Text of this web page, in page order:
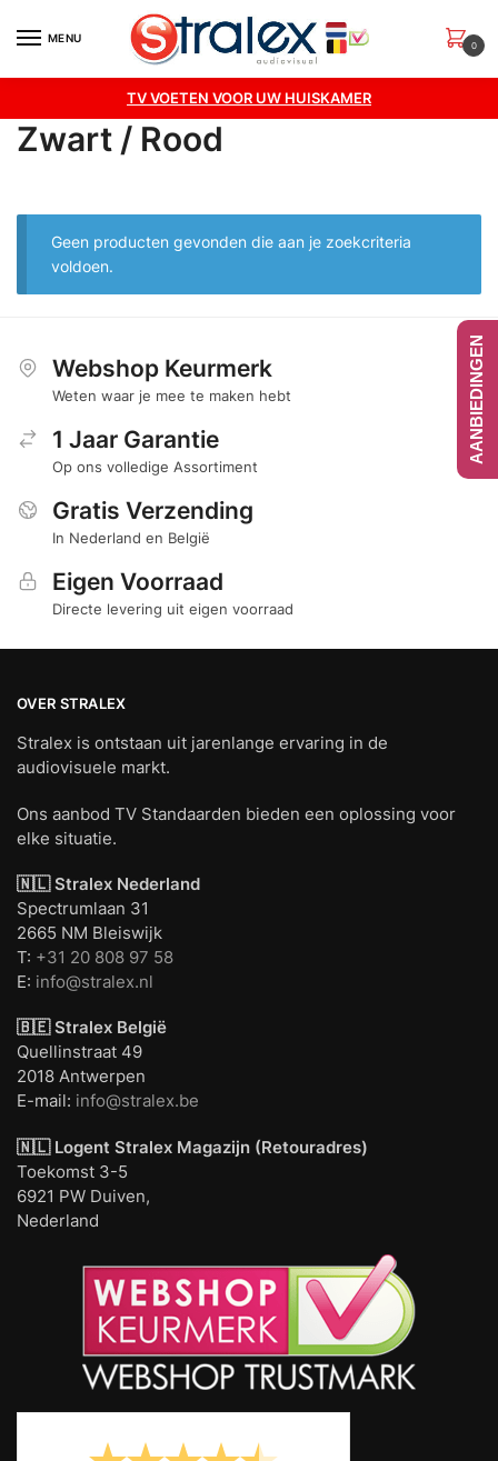
MENU
0
TV VOETEN VOOR UW HUISKAMER
Zwart / Rood
Geen producten gevonden die aan je zoekcriteria
voldoen.
Webshop Keurmerk
Weten waar je mee te maken hebt
1 Jaar Garantie
Op ons volledige Assortiment
Gratis Verzending
In Nederland en België
Eigen Voorraad
Directe levering uit eigen voorraad
OVER STRALEX
Stralex is ontstaan uit jarenlange ervaring in de
audiovisuele markt.
Ons aanbod TV Standaarden bieden een oplossing voor
elke situatie.
🇳🇱 Stralex Nederland
Spectrumlaan 31
2665 NM Bleiswijk
T: +31 20 808 97 58
E: info@stralex.nl
🇧🇪 Stralex België
Quellinstraat 49
2018 Antwerpen
E-mail: info@stralex.be
🇳🇱 Logent Stralex Magazijn (Retouradres)
Toekomst 3-5
6921 PW Duiven,
Nederland
AANBIEDINGEN